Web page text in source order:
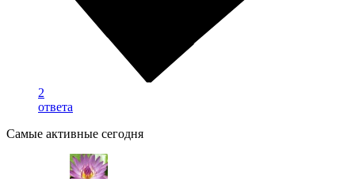
2
ответа
Самые активные сегодня